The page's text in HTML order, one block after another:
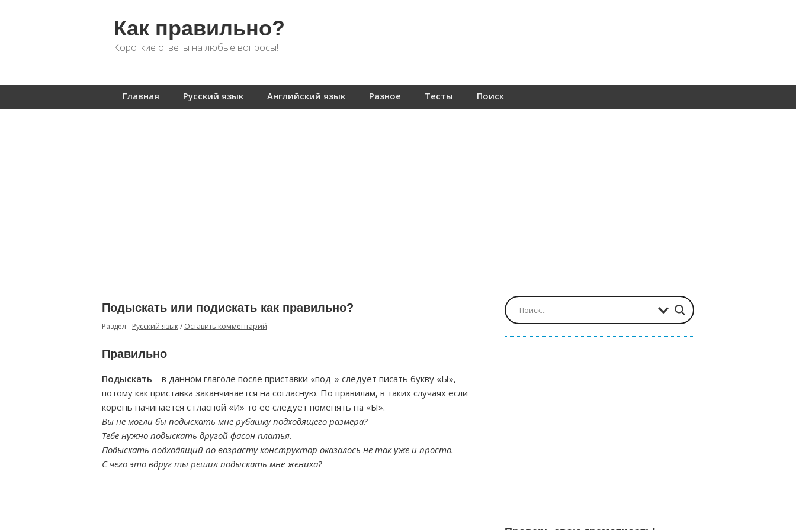
Как правильно?
Короткие ответы на любые вопросы!
Главная Русский язык Английский язык Разное Тесты Поиск
Подыскать или подискать как правильно?
Раздел - Русский язык/ Оставить комментарий
Правильно
Подыскать – в данном глаголе после приставки «под-» следует писать букву «Ы»,
потому как приставка заканчивается на согласную. По правилам, в таких случаях если
корень начинается с гласной «И» то ее следует поменять на «Ы».
Вы не могли бы подыскать мне рубашку подходящего размера?
Тебе нужно подыскать другой фасон платья.
Подыскать подходящий по возрасту конструктор оказалось не так уже и просто.
С чего это вдруг ты решил подыскать мне жениха?